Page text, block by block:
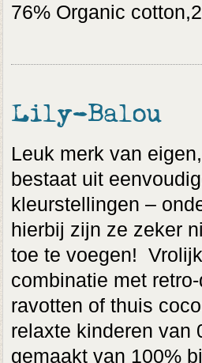
76% Organic
Lily-Balou
Leuk merk van
bestaat uit
kleurstellingen –
hierbij zijn ze zeker
toe te voegen!
combinatie met
ravotten of thuis
relaxte kinderen van
gemaakt van 100%